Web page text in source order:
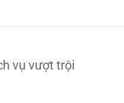
vụ vượt trội